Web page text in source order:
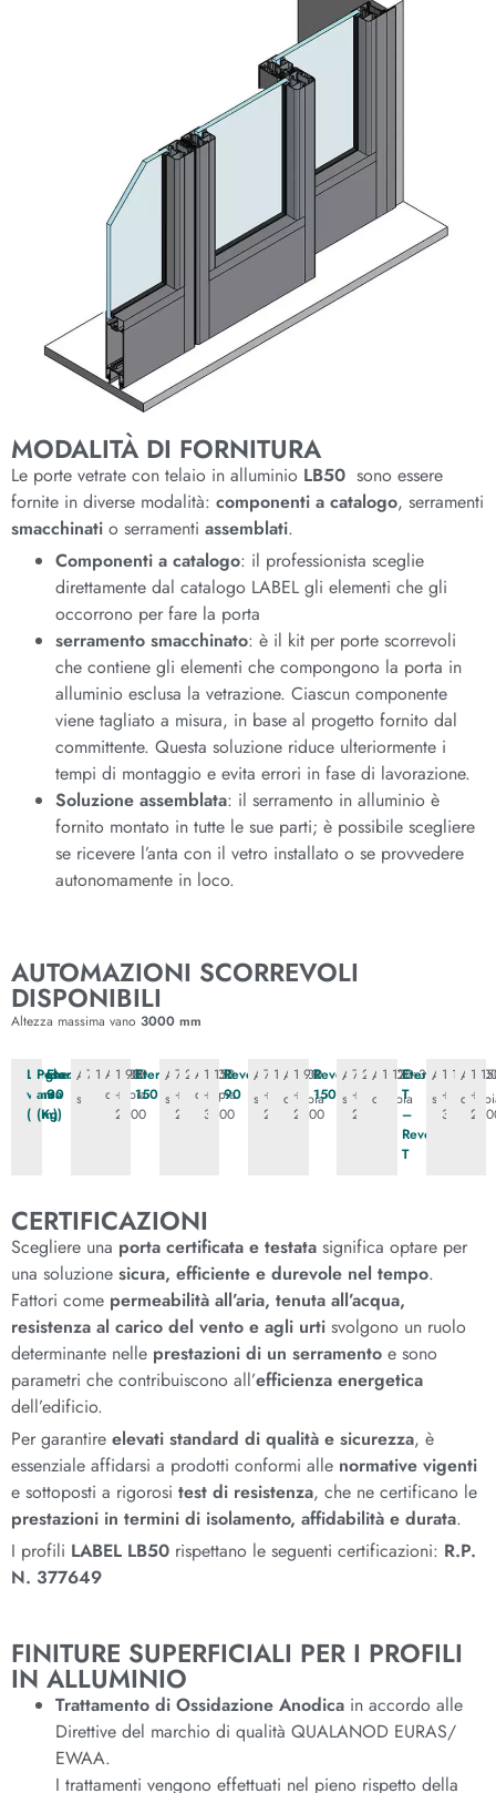
MODALITÀ DI FORNITURA
Le porte vetrate con telaio in alluminio LB50 sono essere
fornite in diverse modalità: componenti a catalogo, serramenti
smacchinati o serramenti assemblati.
Componenti a catalogo: il professionista sceglie
direttamente dal catalogo LABEL gli elementi che gli
occorrono per fare la porta
serramento smacchinato: è il kit per porte scorrevoli
che contiene gli elementi che compongono la porta in
alluminio esclusa la vetrazione. Ciascun componente
viene tagliato a misura, in base al progetto fornito dal
committente. Questa soluzione riduce ulteriormente i
tempi di montaggio e evita errori in fase di lavorazione.
Soluzione assemblata: il serramento in alluminio è
fornito montato in tutte le sue parti; è possibile scegliere
se ricevere l’anta con il vetro installato o se provvedere
autonomamente in loco.
AUTOMAZIONI SCORREVOLI
DISPONIBILI
Altezza massima vano 3000 mm
Larghezza
vano
(mm)
Peso
anta
(Kg)
Eterna
90
Anta
singola
700÷2000
130Anta
doppia
1200
÷
2800
90Eterna
150
Anta
singola
700
÷
2000
200Anta
doppia
1200
÷
3000
150Revolus
90
Anta
singola
700
÷
2000
130Anta
doppia
1200
÷
2800
90Revolus
150
Anta
singola
700
÷
2000
200Anta
doppia
1200÷3000
120Eterna
T
–
Revolus
T
Anta
singola
1000
÷
3000
120Anta
÷
CERTIFICAZIONI
Scegliere una porta certificata e testata significa optare per
una soluzione sicura, efficiente e durevole nel tempo.
Fattori come permeabilità all’aria, tenuta all’acqua,
resistenza al carico del vento e agli urti svolgono un ruolo
determinante nelle prestazioni di un serramento e sono
parametri che contribuiscono all’efficienza energetica
dell’edificio.
Per garantire elevati standard di qualità e sicurezza, è
essenziale affidarsi a prodotti conformi alle normative vigenti
e sottoposti a rigorosi test di resistenza, che ne certificano le
prestazioni in termini di isolamento, affidabilità e durata.
I profili LABEL LB50 rispettano le seguenti certificazioni: R.P.
N. 377649
FINITURE SUPERFICIALI PER I PROFILI
IN ALLUMINIO
Trattamento di Ossidazione Anodica in accordo alle
Direttive del marchio di qualità QUALANOD EURAS/
EWAA.
I trattamenti vengono effettuati nel pieno rispetto della